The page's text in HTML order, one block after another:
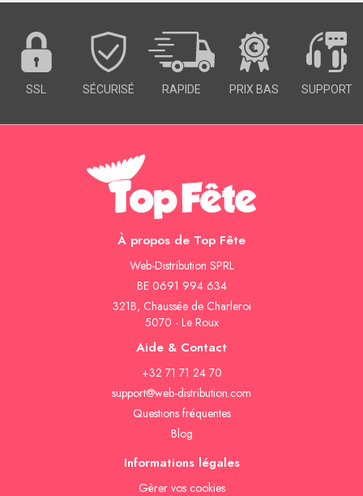
SSL SÉCURISÉ RAPIDE PRIX BAS SUPPORT
À propos de Top Fête
Web-Distribution SPRL
BE 0691 994 634
321B, Chaussée de Charleroi
5070 - Le Roux
Aide & Contact
+32 71 71 24 70
support@web-distribution.com
Questions fréquentes
Blog
Informations légales
Gèrer vos cookies